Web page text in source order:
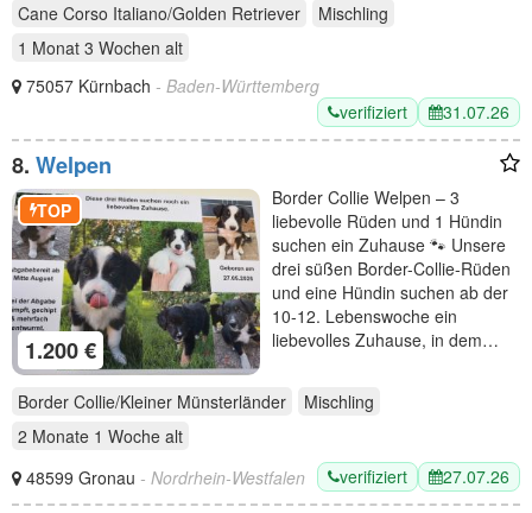
Cane Corso Italiano/Golden Retriever
Mischling
1 Monat 3 Wochen alt
75057 Kürnbach - Baden-Württemberg
verifiziert
31.07.26
8. Welpen
1.200 €
TOP
Border Collie Welpen – 3
liebevolle Rüden und 1 Hündin
suchen ein Zuhause 🐾 Unsere
drei süßen Border-Collie-Rüden
und eine Hündin suchen ab der
10-12. Lebenswoche ein
liebevolles Zuhause, in dem…
Border Collie/Kleiner Münsterländer
Mischling
2 Monate 1 Woche alt
48599 Gronau - Nordrhein-Westfalen verifiziert 27.07.26